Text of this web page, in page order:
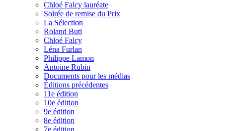
Chloé Falcy lauréate
Soirée de remise du Prix
La Sélection
Roland Buti
Chloé Falcy
Léna Furlan
Philippe Lamon
Antoine Rubin
Documents pour les médias
Éditions précédentes
11e édition
10e édition
9e édition
8e édition
7e édition